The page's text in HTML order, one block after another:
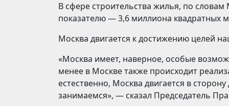
В сфере строительства жилья, по
показателю — 3,6 миллиона квадратных
Москва двигается к достижению целей
«Москва имеет, наверное, особые
менее в Москве также происходит
естественно, Москва двигается в
занимаемся», — сказал Председатель